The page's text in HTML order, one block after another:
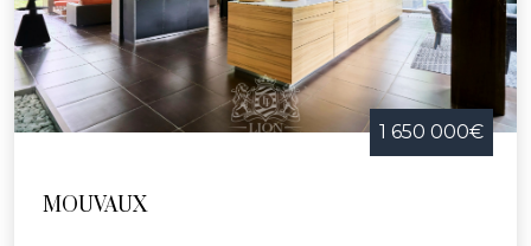
1 650 000€
MOUVAUX